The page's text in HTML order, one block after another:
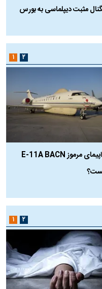
مثبت دیپلماسی به بورس
هواپیمای مرموز E-11A BACN
۱ ۲
۱ ۲